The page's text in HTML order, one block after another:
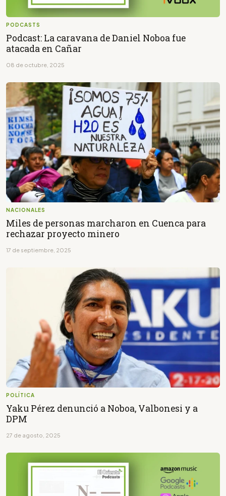
PODCASTS
Podcast: La caravana de Daniel Noboa fue
atacada en Cañar
08 de octubre, 2025
NACIONALES
Miles de personas marcharon en Cuenca para
rechazar proyecto minero
17 de septiembre, 2025
POLÍTICA
Yaku Pérez denunció a Noboa, Valbonesi y a
DPM
27 de agosto, 2025